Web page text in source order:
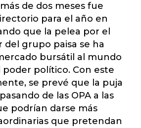
de dos meses fue
para el año en
que la pelea por el
del grupo paisa se ha
bursátil al mundo
poder político. Con este
se prevé que la puja
de las OPA a las
podrían darse más
que pretendan